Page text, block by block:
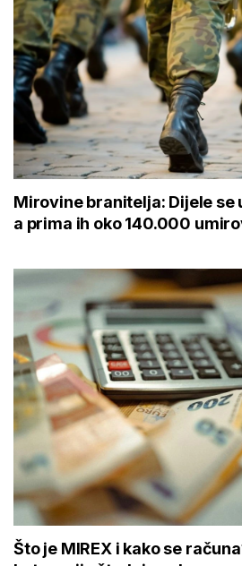
Mirovine branitelja: Dijele se
a prima ih oko 140.000
Što je MIREX i kako se